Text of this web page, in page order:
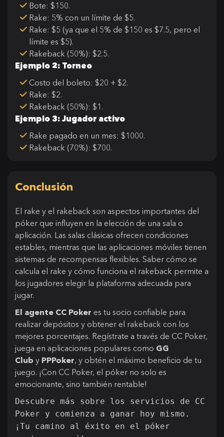
Bote: $150.
Rake: 5% con un límite de $5.
Rake: $5 (ya que el 5% de $150 es $7.5, pero el
límite es $5).
Rakeback (50%): $2.5.
Ejemplo 2: Torneo
Costo del boleto: $20 + $2.
Rake: $2.
Rakeback (50%): $1.
Ejemplo 3: Jugador activo
Rake pagado en un mes: $1000.
Rakeback (70%): $700.
Conclusión
El rake y el rakeback son aspectos importantes del
póker que influyen en la elección de una sala o
aplicación. Las salas clásicas ofrecen condiciones
estables, mientras que las aplicaciones móviles tienen
sistemas de recompensas flexibles. Saber cómo se
calcula el rake y cómo funciona el rakeback permite a
los jugadores elegir la plataforma adecuada para
jugar.
El agente CC Poker es tu socio confiable para
realizar depósitos y obtener el rakeback con los
mejores porcentajes. Regístrate a través de CC Poker,
juega en aplicaciones populares como GG
Club y PPPoker, y obtén el máximo beneficio de tu
juego. ¡Con CC Poker, el póker no solo es
emocionante, sino también rentable!
Descubre más sobre los servicios de CC
Poker y comienza a ganar hoy mismo.
¡Tu camino al éxito en el póker